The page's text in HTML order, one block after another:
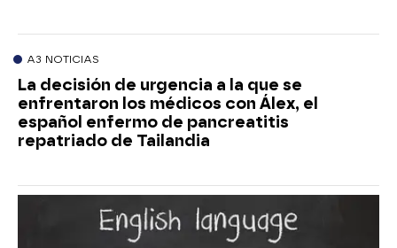
A3 NOTICIAS
La decisión de urgencia a la que se
enfrentaron los médicos con Álex, el
español enfermo de pancreatitis
repatriado de Tailandia